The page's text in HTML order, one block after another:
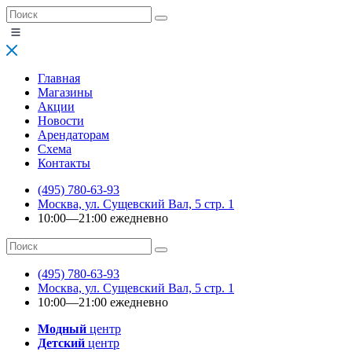
Главная
Магазины
Акции
Новости
Арендаторам
Схема
Контакты
(495) 780-63-93
Москва, ул. Сущевский Вал, 5 стр. 1
10:00—21:00 ежедневно
(495) 780-63-93
Москва, ул. Сущевский Вал, 5 стр. 1
10:00—21:00 ежедневно
Модный центр
Детский центр